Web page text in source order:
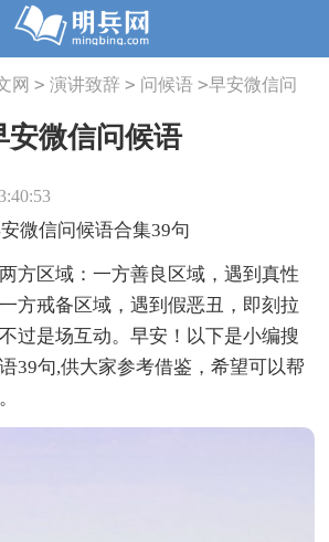
网 > 演讲致辞 > 问候语 >早安微信问
安微信问候语
安微信问候语合集39句
区域：一方善良区域，遇到真性
方戒备区域，遇到假恶丑，即刻拉
过是场互动。早安！以下是小编搜
39句,供大家参考借鉴，希望可以帮